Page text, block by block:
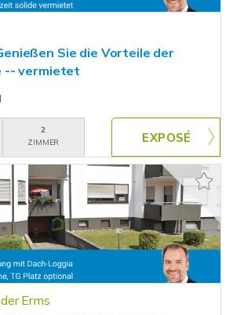
Sie die Vorteile der
-- vermietet
2
ZIMMER
Erms